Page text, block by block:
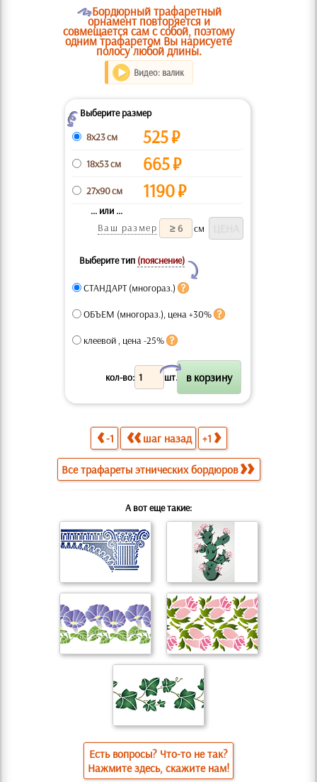
OБордюрный трафаретный
орнамент повторяется и
совмещается сам с собой, поэтому
одним трафаретом Вы нарисуете
полосу любой длины.
Видео: валик
ZВыберите размер
8x23 см
525₽
18x53 см 665₽
27x90 см 1190₽
... или ...
Ваш размер
см
Выберите тип (пояснение)
Y
СТАНДАРТ (многораз.)
ОБЪЕМ (многораз.), цена +30%
клеевой , цена -25%
кол-во: шт.
X
-1 шаг назад +1
Все трафареты этнических бордюров
А вот еще такие:
Есть вопросы? Что-то не так?
Нажмите здесь, скажите нам!